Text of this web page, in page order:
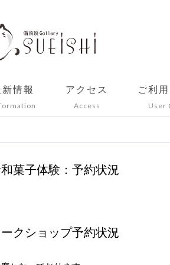
新情報 アクセス
Access
ご利
User
菓子体験：予約状況
クショップ予約状況